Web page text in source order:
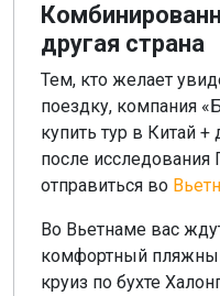
другая страна
Тем, кто желает
поездку, компания
купить тур в Китай
после
отправиться во
Во Вьетнаме вас
комфортный
круиз по бухте